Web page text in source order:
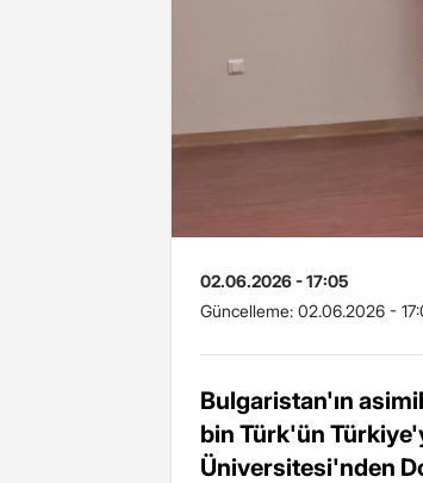
02.06.2026 - 17:05
Güncelleme: 02.06.2026 -
Bulgaristan'ın
bin Türk'ün
Üniversitesi'nden